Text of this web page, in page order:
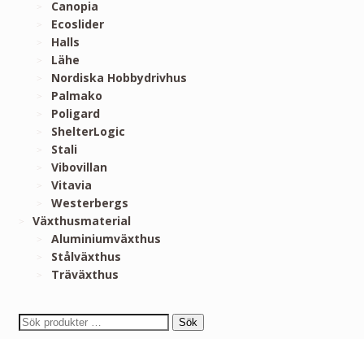
Canopia
Ecoslider
Halls
Lähe
Nordiska Hobbydrivhus
Palmako
Poligard
ShelterLogic
Stali
Vibovillan
Vitavia
Westerbergs
Växthusmaterial
Aluminiumväxthus
Stålväxthus
Träväxthus
Sök